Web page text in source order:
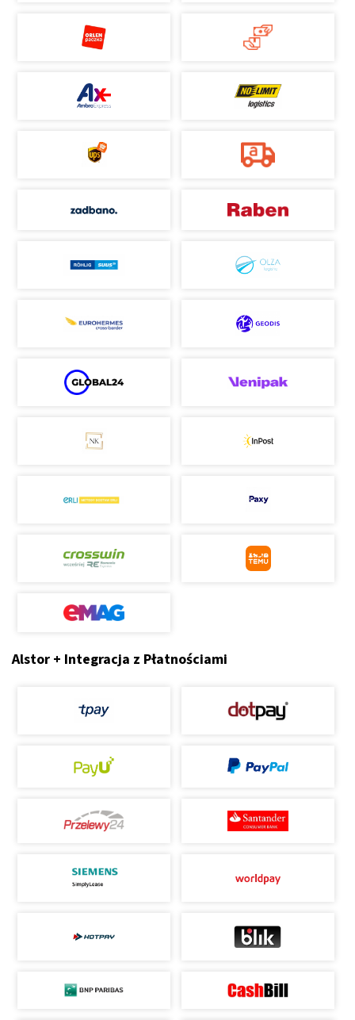
Alstor + Integracja z Płatnościami